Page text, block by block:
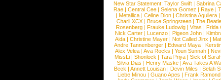
New Star Statement: Taylor Swift | Sabrina
Rae |Central Cee |Selena Gomez |Raye |
| Metallica | Celine Dion | Christina Aguilera |
Charli XCX |Bruce Springsteen |The
Rosenberg | Frauke Ludowig | Vitas | Frida
Nick Carter | Lucenzo | Pigeon John |
Aida |Christine Mayer |Not Called Jinx |
Andre Tannenberger | Edward Maya |
Alex Velea | Ava Rocks | Youn Sunnah |
MissLi | Shonlock | Tara Priya | Sick of
Silvia Dias |Henry Maske |Ava Takes A
Beck |Annett Louisan |Devin Miles |Selah
Liebe Minou |Guano Apes |Frank Ramond